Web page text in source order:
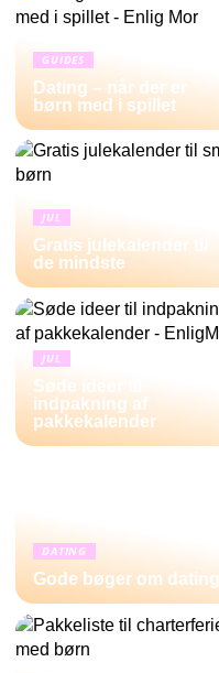
GUIDES
Dating – når der er
børn med i spillet
JUL
Gratis julekalender til
de mindste
JUL
Søde ideer til
indpakning af
pakkekalender
DATING
Gode bøger om dating